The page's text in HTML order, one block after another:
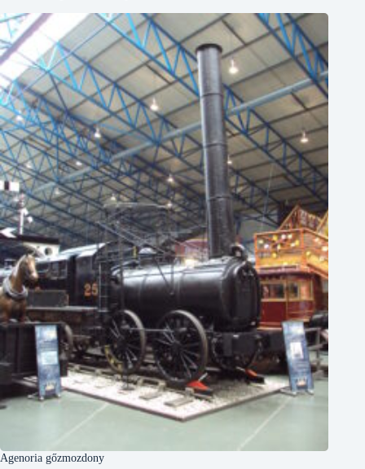
Agenoria gőzmozdony